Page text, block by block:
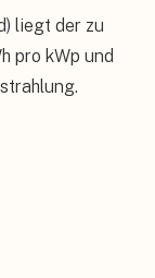
liegt der zu
pro kWp und